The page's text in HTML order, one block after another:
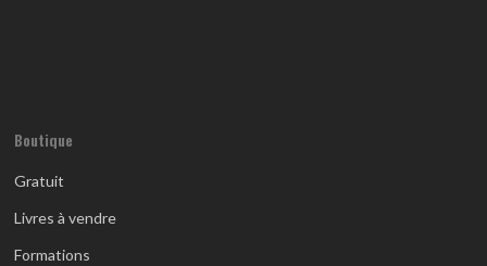
Boutique
Gratuit
Livres à vendre
Formations